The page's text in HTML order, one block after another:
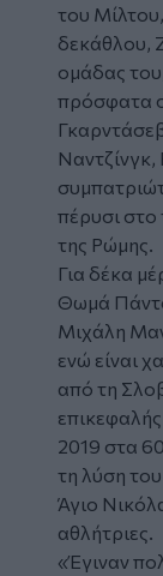
του
δεκάθλου,
ομάδας
πρόσφατα
πέρυσι
της Ρώμης.
Για δέκα
Θωμά
Μιχάλη
ενώ είναι
από τη
2019 στα
τη λύση
Άγιο
αθλήτριες.
«Έγιναν